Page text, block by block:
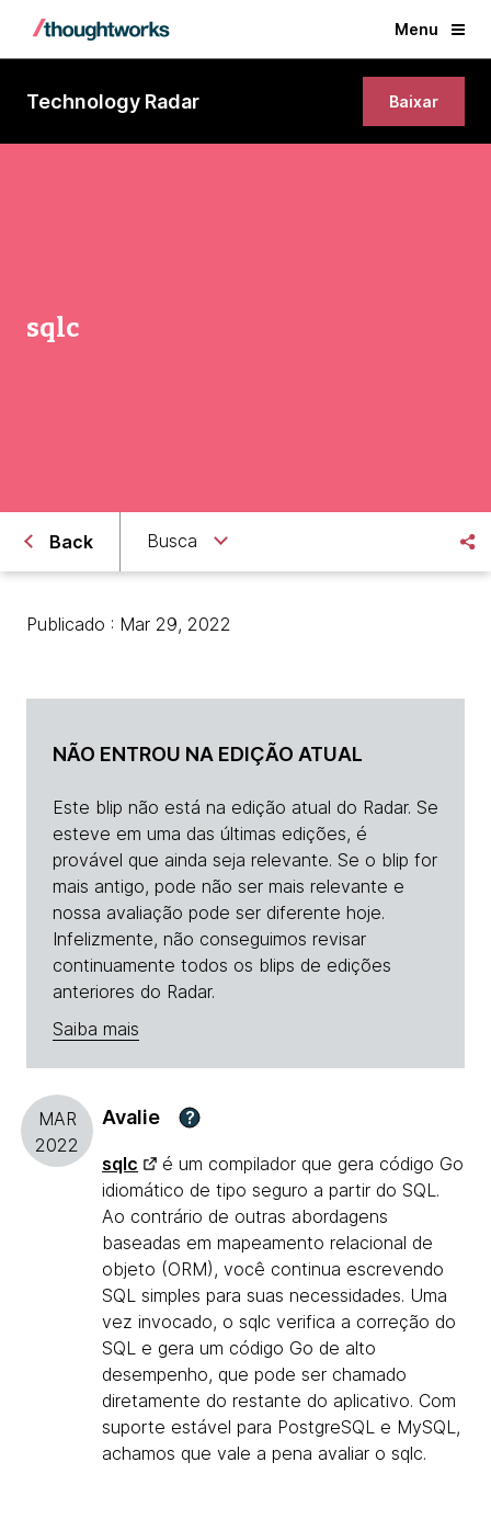
Menu
Technology Radar Baixar
sqlc
Back Busca
Publicado : Mar 29, 2022
NÃO ENTROU NA EDIÇÃO ATUAL
Este blip não está na edição atual do Radar. Se
esteve em uma das últimas edições, é
provável que ainda seja relevante. Se o blip for
mais antigo, pode não ser mais relevante e
nossa avaliação pode ser diferente hoje.
Infelizmente, não conseguimos revisar
continuamente todos os blips de edições
anteriores do Radar.
Saiba mais
MAR
2022
Avalie ?
sqlc
é um compilador que gera código Go
idiomático de tipo seguro a partir do SQL.
Ao contrário de outras abordagens
baseadas em mapeamento relacional de
objeto (ORM), você continua escrevendo
SQL simples para suas necessidades. Uma
vez invocado, o sqlc verifica a correção do
SQL e gera um código Go de alto
desempenho, que pode ser chamado
diretamente do restante do aplicativo. Com
suporte estável para PostgreSQL e MySQL,
achamos que vale a pena avaliar o sqlc.